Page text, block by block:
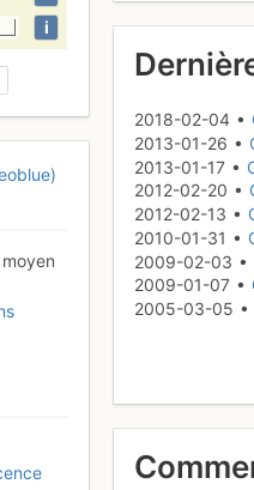
i
moyen
2018-02-04 •
2013-01-26 •
2013-01-17 •
2012-02-20 •
2012-02-13 •
2010-01-31 •
2009-02-03 •
2009-01-07 •
2005-03-05 •